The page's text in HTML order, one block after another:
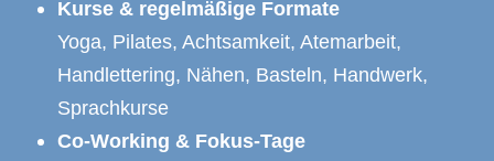
Kurse & regelmäßige Formate
Yoga, Pilates, Achtsamkeit, Atemarbeit,
Handlettering, Nähen, Basteln, Handwerk,
Sprachkurse
Co-Working & Fokus-Tage